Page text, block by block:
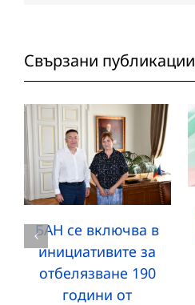
Свързани публикации
БАН се включва в
инициативите за
отбелязване 190
години от